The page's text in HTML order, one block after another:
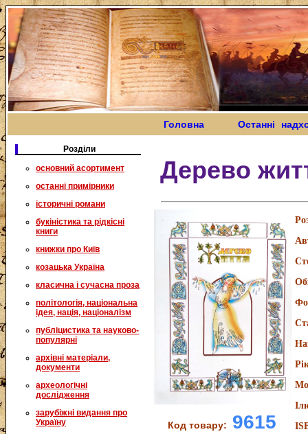
Головна Останні
Розділи
основний асортимент
останні примірники
історичні романи
букіністика та рідкісні
книги
книжки про Київ
козацька Україна
класична і сучасна проза
політологія, національна
ідея, нація, націоналізм
публіцистика та науково-
популярні
архівні матеріали,
документи
археологічні
дослідження
зарубіжні видання про
Україну
Дерево
Код товару: 9615